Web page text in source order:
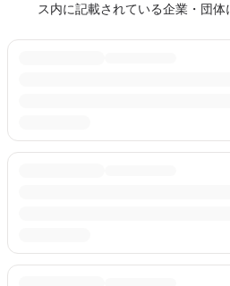
ス内に記載されている企業・団体